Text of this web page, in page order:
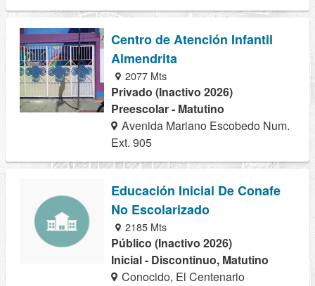
Centro de Atención Infantil
Almendrita
2077 Mts
Privado (Inactivo 2026)
Preescolar - Matutino
Avenida Mariano Escobedo Num.
Ext. 905
Educación Inicial De Conafe
No Escolarizado
2185 Mts
Público (Inactivo 2026)
Inicial - Discontinuo, Matutino
Conocido, El Centenario